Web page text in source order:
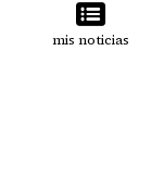
mis noticias